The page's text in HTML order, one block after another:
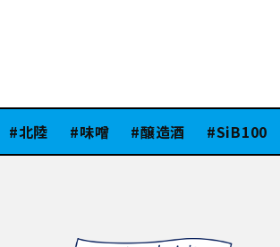
味噌 醸造酒 SiB100 DOG